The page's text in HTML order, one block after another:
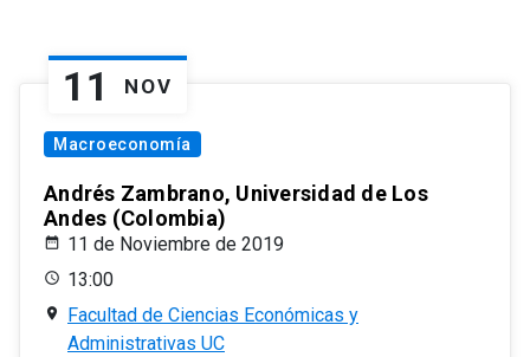
11 NOV
Macroeconomía
Andrés Zambrano, Universidad de Los
Andes (Colombia)
11 de Noviembre de 2019
13:00
Facultad de Ciencias Económicas y
Administrativas UC